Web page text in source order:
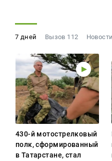
7 дней Вызов 112
430-й мотострелковый
полк, сформированный
в Татарстане, стал